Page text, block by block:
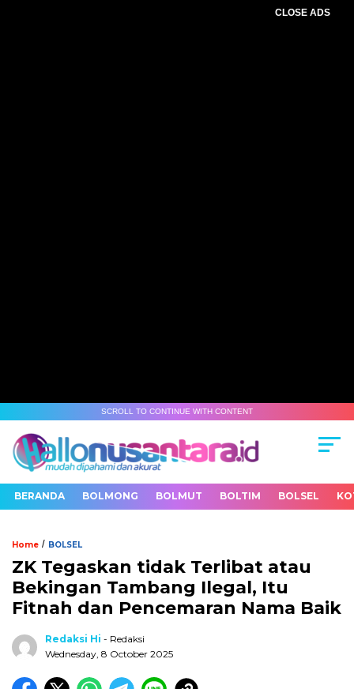
CLOSE ADS
SCROLL TO CONTINUE WITH CONTENT
BERANDA BOLMONG BOLMUT BOLTIM BOLSEL
Home / BOLSEL
ZK Tegaskan tidak Terlibat atau
Bekingan Tambang Ilegal, Itu
Fitnah dan Pencemaran Nama Baik
Redaksi Hi - Redaksi
Wednesday, 8 October 2025